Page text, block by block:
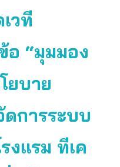
วที
อ “มุมมอง
ยบาย
ดการระบบ
งแรม ทีเค